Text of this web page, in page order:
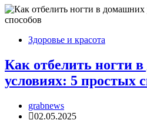
Здоровье и красота
Как отбелить ногти
условиях: 5 простых
grabnews
02.05.2025